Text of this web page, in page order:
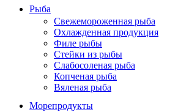
Рыба
Свежемороженная рыба
Охлажденная продукция
Филе рыбы
Стейки из рыбы
Слабосоленая рыба
Копченая рыба
Вяленая рыба
Морепродукты